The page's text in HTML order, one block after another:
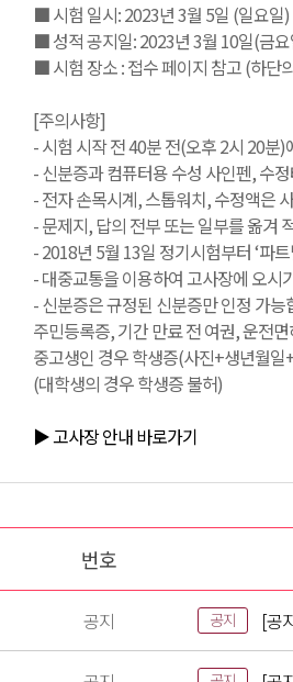
■ 시험 일시: 2023년 3월 5일 (일요일
■ 성적 공지일: 2023년 3월 10일(금
■ 시험 장소 : 접수 페이지 참고 (하단
[주의사항]
- 시험 시작 전 40분 전(오후 2시 20분
- 신분증과 컴퓨터용 수성 사인펜, 수
- 전자 손목시계, 스톱워치, 수정액은
- 문제지, 답의 전부 또는 일부를 옮겨
- 2018년 5월 13일 정기시험부터 ‘파
- 대중교통을 이용하여 고사장에 오시
- 신분증은 규정된 신분증만 인정 가능
주민등록증, 기간 만료 전 여권, 운전
중고생인 경우 학생증(사진+생년월
(대학생의 경우 학생증 불허)
▶ 고사장 안내 바로가기
번호
공지 공지 [공